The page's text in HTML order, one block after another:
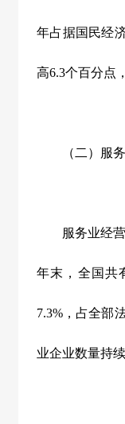
年占据国民经
高6.3个百分点
（二）服务
服务业经营
年末，全国共
7.3% ，占全部
业企业数量持